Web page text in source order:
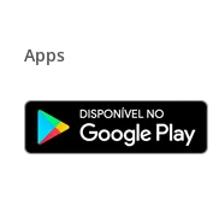
Apps